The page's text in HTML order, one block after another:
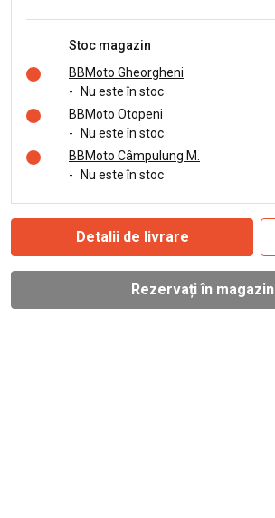
Stoc magazin
BBMoto Gheorgheni
-
Nu este în stoc
BBMoto Otopeni
-
Nu este în stoc
BBMoto Câmpulung M.
-
Nu este în stoc
Detalii de livrare
Rezervați în magazin